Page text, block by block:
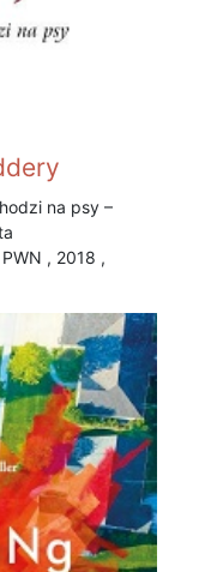
na psy –
, 2018 ,